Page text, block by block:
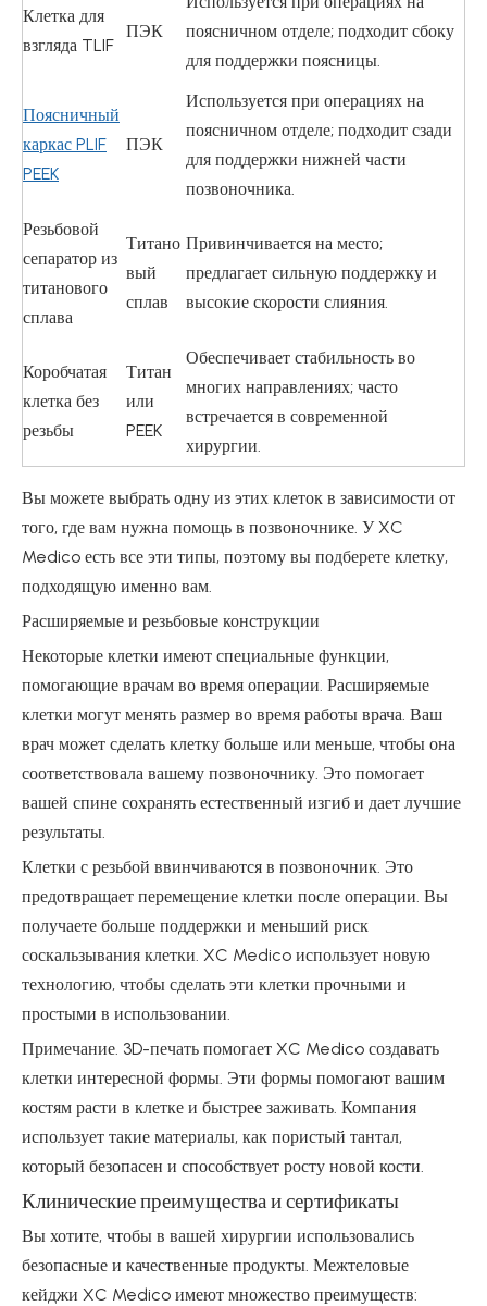
Клетка для
взгляда TLIF
ПЭК
поясничном отделе; подходит сбоку
для поддержки поясницы.
Поясничный
каркас PLIF
PEEK
ПЭК
Используется при операциях на
поясничном отделе; подходит сзади
для поддержки нижней части
позвоночника.
Резьбовой
сепаратор из
титанового
сплава
Титано
вый
сплав
Привинчивается на место;
предлагает сильную поддержку и
высокие скорости слияния.
Коробчатая
клетка без
резьбы
Титан
или
PEEK
Обеспечивает стабильность во
многих направлениях; часто
встречается в современной
хирургии.
Вы можете выбрать одну из этих клеток в зависимости от
того, где вам нужна помощь в позвоночнике. У XC
Medico есть все эти типы, поэтому вы подберете клетку,
подходящую именно вам.
Расширяемые и резьбовые конструкции
Некоторые клетки имеют специальные функции,
помогающие врачам во время операции. Расширяемые
клетки могут менять размер во время работы врача. Ваш
врач может сделать клетку больше или меньше, чтобы она
соответствовала вашему позвоночнику. Это помогает
вашей спине сохранять естественный изгиб и дает лучшие
результаты.
Клетки с резьбой ввинчиваются в позвоночник. Это
предотвращает перемещение клетки после операции. Вы
получаете больше поддержки и меньший риск
соскальзывания клетки. XC Medico использует новую
технологию, чтобы сделать эти клетки прочными и
простыми в использовании.
Примечание. 3D-печать помогает XC Medico создавать
клетки интересной формы. Эти формы помогают вашим
костям расти в клетке и быстрее заживать. Компания
использует такие материалы, как пористый тантал,
который безопасен и способствует росту новой кости.
Клинические преимущества и сертификаты
Вы хотите, чтобы в вашей хирургии использовались
безопасные и качественные продукты. Межтеловые
кейджи XC Medico имеют множество преимуществ: